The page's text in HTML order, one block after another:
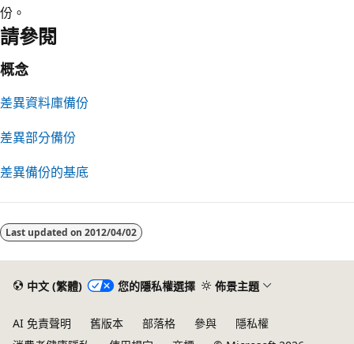
份。
請參閱
概念
差異資料庫備份
差異部分備份
差異備份的基底
模
式
Last updated on 2012/04/02
中文 (繁體) 您的隱私權選擇 佈景主題
AI 免責聲明 舊版本 部落格 參與
隱私權